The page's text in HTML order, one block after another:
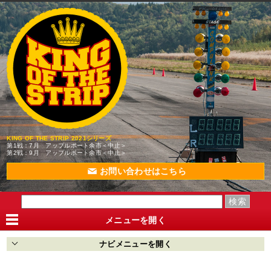
KING OF THE STRIP 2021シリーズ
第1戦：7月 アップルポート余市＜中止＞
第2戦：9月 アップルポート余市＜中止＞
お問い合わせはこちら
メニューを開く
ナビメニューを開く